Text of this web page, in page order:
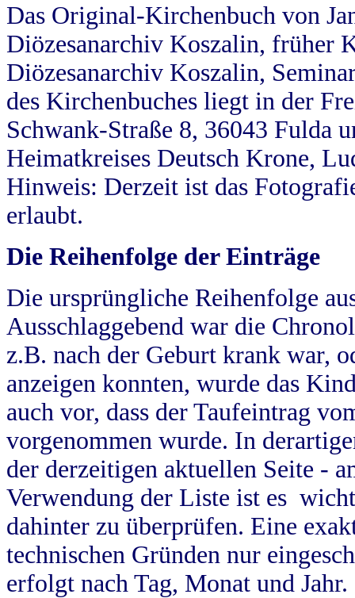
Das Original-Kirchenbuch von
Diözesanarchiv Koszalin, früher
Diözesanarchiv Koszalin,
des Kirchenbuches liegt in der
Schwank-Straße 8, 36043 Fulda
Heimatkreises Deutsch Krone,
Hinweis: Derzeit ist das
erlaubt.
Die Reihenfolge der Einträge
Die ursprüngliche Reihenfolge
Ausschlaggebend war die
z.B. nach der Geburt krank war,
anzeigen konnten, wurde das
auch vor, dass der Taufeintrag
vorgenommen wurde. In
der derzeitigen aktuellen Seite -
Verwendung der Liste ist es
dahinter zu überprüfen. Eine
technischen Gründen nur
erfolgt nach Tag, Monat und Jahr.